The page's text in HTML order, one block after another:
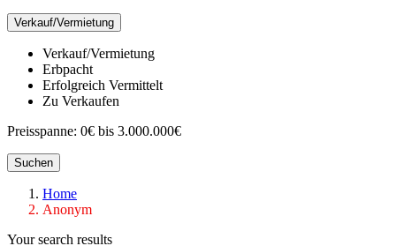
Verkauf/Vermietung
Verkauf/Vermietung
Erbpacht
Erfolgreich Vermittelt
Zu Verkaufen
Preisspanne: 0€ bis 3.000.000€
Suchen
Home
Anonym
Your search results